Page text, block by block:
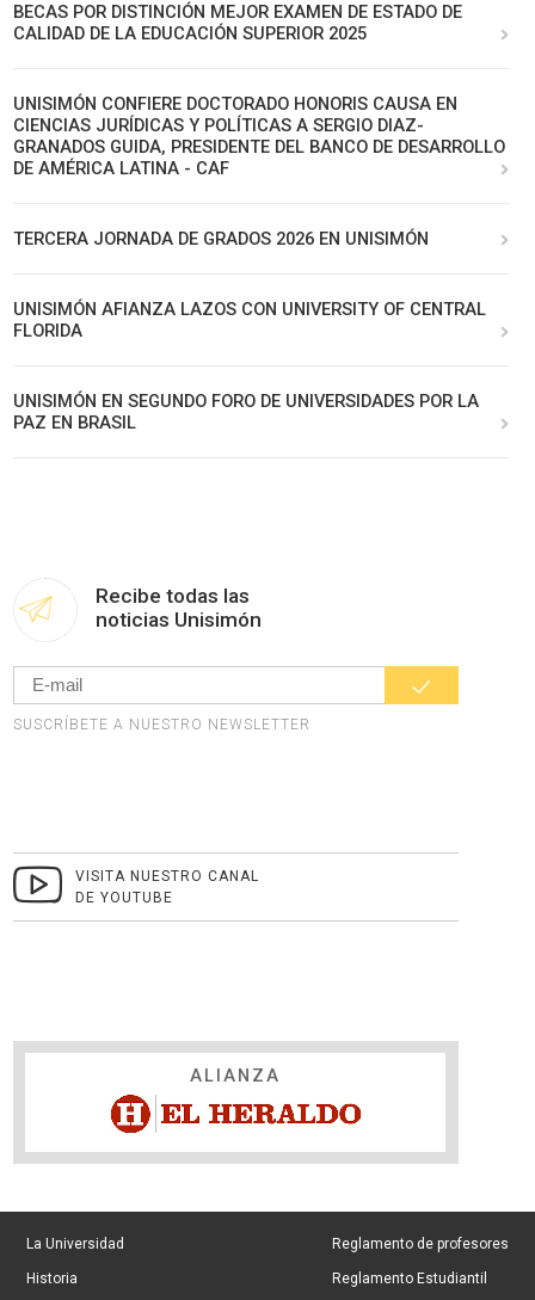
BECAS POR DISTINCIÓN MEJOR EXAMEN DE ESTADO DE
CALIDAD DE LA EDUCACIÓN SUPERIOR 2025
UNISIMÓN CONFIERE DOCTORADO HONORIS CAUSA EN
CIENCIAS JURÍDICAS Y POLÍTICAS A SERGIO DIAZ-
GRANADOS GUIDA, PRESIDENTE DEL BANCO DE DESARROLLO
DE AMÉRICA LATINA - CAF
TERCERA JORNADA DE GRADOS 2026 EN UNISIMÓN
UNISIMÓN AFIANZA LAZOS CON UNIVERSITY OF CENTRAL
FLORIDA
UNISIMÓN EN SEGUNDO FORO DE UNIVERSIDADES POR LA
PAZ EN BRASIL
Recibe todas las
noticias Unisimón
SUSCRÍBETE A NUESTRO NEWSLETTER
VISITA NUESTRO CANAL
DE YOUTUBE
ALIANZA
La Universidad
Historia
Reglamento de profesores
Reglamento Estudiantil